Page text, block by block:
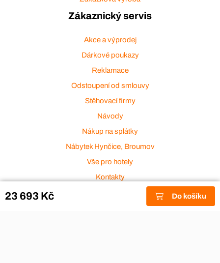
23 693 Kč Do košíku
Zákaznický servis
Akce a výprodej
Dárkové poukazy
Reklamace
Odstoupení od smlouvy
Stěhovací firmy
Návody
Nákup na splátky
Nábytek Hynčice, Broumov
Vše pro hotely
Kontakty
Přijímáme platební karty